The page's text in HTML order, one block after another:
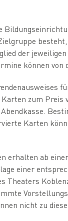
der
können von
zum Preis
Karten
erhalten ab
einer
Theaters
nicht zu